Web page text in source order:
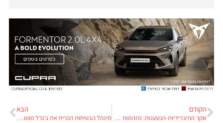
הקודם
שקר ההיברידיות-הנטענות: מזהמות עד פי 12 מנתוני היצרן הרשמיים
הבא
מינהל הבטיחות הכריח את ג'נרל מוטורס להחליף כריות-אוויר ב-6 מיליון טנדרים וקרוסאוברים